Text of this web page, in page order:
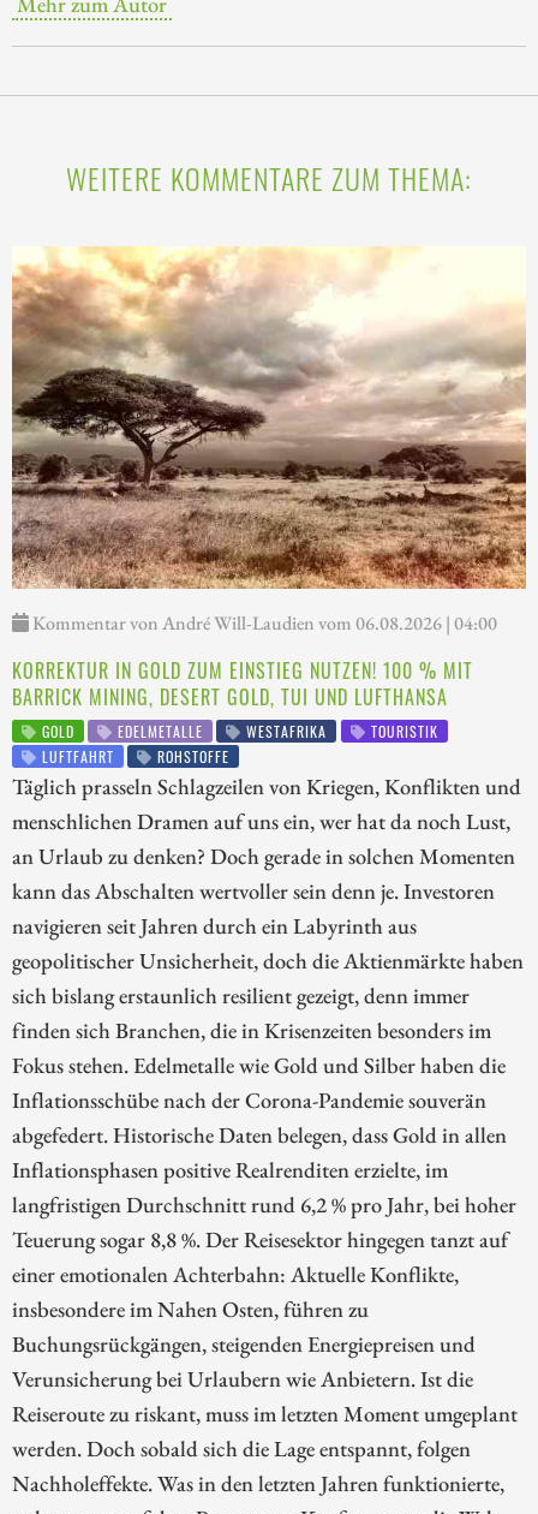
WEITERE KOMMENTARE ZUM THEMA:
Kommentar von André Will-Laudien vom 06.08.2026 | 04:00
KORREKTUR IN GOLD ZUM EINSTIEG NUTZEN! 100 % MIT
BARRICK MINING, DESERT GOLD, TUI UND LUFTHANSA
GOLD EDELMETALLE WESTAFRIKA
TOURISTIK
LUFTFAHRT
ROHSTOFFE
Täglich prasseln Schlagzeilen von Kriegen, Konflikten und
menschlichen Dramen auf uns ein, wer hat da noch Lust,
an Urlaub zu denken? Doch gerade in solchen Momenten
kann das Abschalten wertvoller sein denn je. Investoren
navigieren seit Jahren durch ein Labyrinth aus
geopolitischer Unsicherheit, doch die Aktienmärkte haben
sich bislang erstaunlich resilient gezeigt, denn immer
finden sich Branchen, die in Krisenzeiten besonders im
Fokus stehen. Edelmetalle wie Gold und Silber haben die
Inflationsschübe nach der Corona-Pandemie souverän
abgefedert. Historische Daten belegen, dass Gold in allen
Inflationsphasen positive Realrenditen erzielte, im
langfristigen Durchschnitt rund 6,2 % pro Jahr, bei hoher
Teuerung sogar 8,8 %. Der Reisesektor hingegen tanzt auf
einer emotionalen Achterbahn: Aktuelle Konflikte,
insbesondere im Nahen Osten, führen zu
Buchungsrückgängen, steigenden Energiepreisen und
Verunsicherung bei Urlaubern wie Anbietern. Ist die
Reiseroute zu riskant, muss im letzten Moment umgeplant
werden. Doch sobald sich die Lage entspannt, folgen
Nachholeffekte. Was in den letzten Jahren funktionierte,